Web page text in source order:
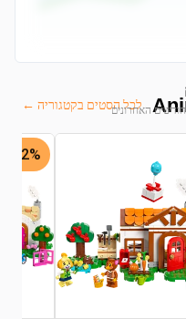
לצפות בגרף מחירים מלא של 6 החודשים האחרוניםלכל הסטים בקטגוריה ←
22% -